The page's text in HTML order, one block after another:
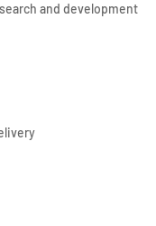
and development